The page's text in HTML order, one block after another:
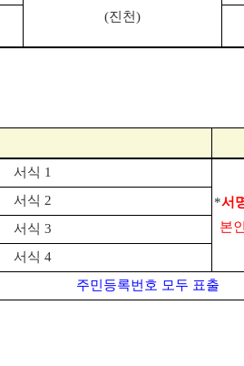
(진천)
서식 1
*서
본인
서식 2
서식 3
서식 4
주민등록번호 모두 표출